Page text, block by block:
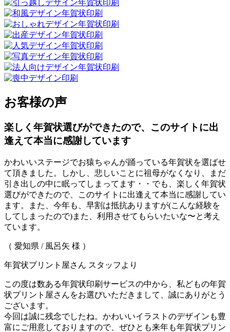
お客様の声
楽しく年賀状選びができたので、このサイトに出
逢えて本当に感謝しています
かわいいステージでお猿ちゃんが踊っている年賀状を選ばせ
て頂きました。しかし、悲しいことに祖母がなくなり、まだ
引き出しの中に眠ってしまってます・・でも、楽しく年賀状
選びができたので、このサイトに出逢えて本当に感謝してい
ます。また、今年も、早割は抵抗ありますが(こんな経験を
してしまったので)また、利用させてもらいたいな〜と考え
ています。
（ 愛知県 / 風呂矢 様 ）
年賀状プリント屋さん スタッフより
この度は数ある年賀状印刷サービスの中から、私どもの年賀
状プリント屋さんをお選びいただきまして、誠にありがとう
ございます。
今回は誠に残念でしたね。かわいいイラストのデザインも豊
富にご用意しておりますので、ぜひとも来年も年賀状プリン